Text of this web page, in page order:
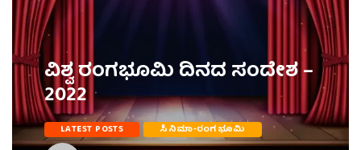
ವಿಶ್ವ ರಂಗಭೂಮಿ ದಿನದ ಸಂದೇಶ –
2022
LATEST POSTS ಸಿನಿಮಾ-ರಂಗಭೂಮಿ